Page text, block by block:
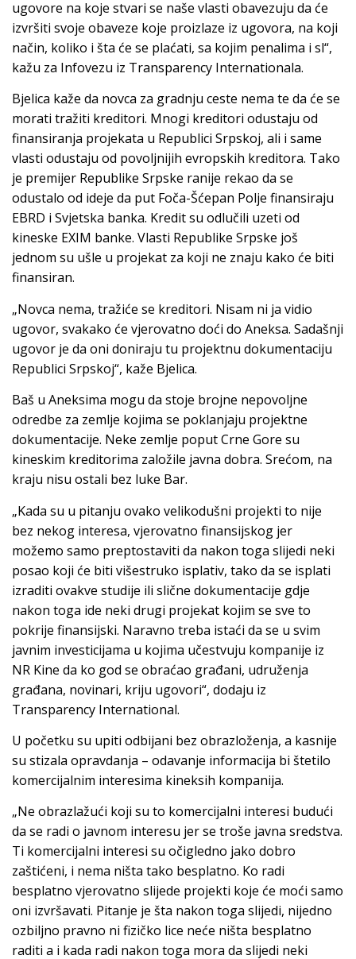
ugovore na koje stvari se naše vlasti obavezuju da će
izvršiti svoje obaveze koje proizlaze iz ugovora, na koji
način, koliko i šta će se plaćati, sa kojim penalima i sl“,
kažu za Infovezu iz Transparency Internationala.
Bjelica kaže da novca za gradnju ceste nema te da će se
morati tražiti kreditori. Mnogi kreditori odustaju od
finansiranja projekata u Republici Srpskoj, ali i same
vlasti odustaju od povoljnijih evropskih kreditora. Tako
je premijer Republike Srpske ranije rekao da se
odustalo od ideje da put Foča-Šćepan Polje finansiraju
EBRD i Svjetska banka. Kredit su odlučili uzeti od
kineske EXIM banke. Vlasti Republike Srpske još
jednom su ušle u projekat za koji ne znaju kako će biti
finansiran.
„Novca nema, tražiće se kreditori. Nisam ni ja vidio
ugovor, svakako će vjerovatno doći do Aneksa. Sadašnji
ugovor je da oni doniraju tu projektnu dokumentaciju
Republici Srpskoj“, kaže Bjelica.
Baš u Aneksima mogu da stoje brojne nepovoljne
odredbe za zemlje kojima se poklanjaju projektne
dokumentacije. Neke zemlje poput Crne Gore su
kineskim kreditorima založile javna dobra. Srećom, na
kraju nisu ostali bez luke Bar.
„Kada su u pitanju ovako velikodušni projekti to nije
bez nekog interesa, vjerovatno finansijskog jer
možemo samo preptostaviti da nakon toga slijedi neki
posao koji će biti višestruko isplativ, tako da se isplati
izraditi ovakve studije ili slične dokumentacije gdje
nakon toga ide neki drugi projekat kojim se sve to
pokrije finansijski. Naravno treba istaći da se u svim
javnim investicijama u kojima učestvuju kompanije iz
NR Kine da ko god se obraćao građani, udruženja
građana, novinari, kriju ugovori“, dodaju iz
Transparency International.
U početku su upiti odbijani bez obrazloženja, a kasnije
su stizala opravdanja – odavanje informacija bi štetilo
komercijalnim interesima kineksih kompanija.
„Ne obrazlažući koji su to komercijalni interesi budući
da se radi o javnom interesu jer se troše javna sredstva.
Ti komercijalni interesi su očigledno jako dobro
zaštićeni, i nema ništa tako besplatno. Ko radi
besplatno vjerovatno slijede projekti koje će moći samo
oni izvršavati. Pitanje je šta nakon toga slijedi, nijedno
ozbiljno pravno ni fizičko lice neće ništa besplatno
raditi a i kada radi nakon toga mora da slijedi neki